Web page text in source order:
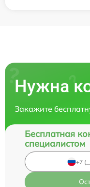
Нужна
Закажите
Бесплатная
специалистом